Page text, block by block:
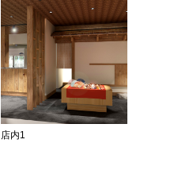
店内1